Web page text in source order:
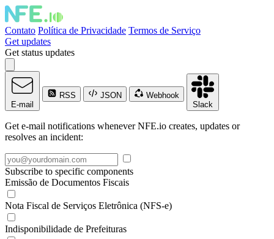
Contato Política de Privacidade Termos de Serviço
Get updates
Get status updates
E-mail
RSS JSON
Webhook
Slack
Get e-mail notifications whenever NFE.io creates, updates or
resolves an incident:
Subscribe to specific components
Emissão de Documentos Fiscais
Nota Fiscal de Serviços Eletrônica (NFS-e)
Indisponibilidade de Prefeituras